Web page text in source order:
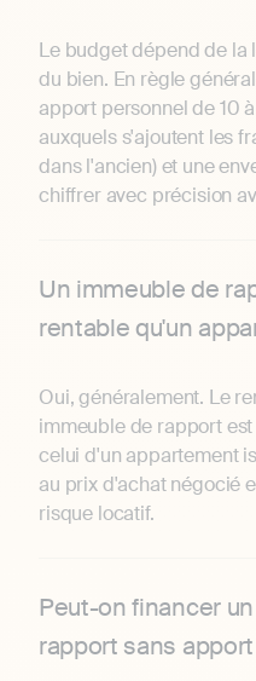
Le budget dépend de la
du bien. En règle
apport personnel de 10
auxquels s'ajoutent les
dans l'ancien) et une
chiffrer avec précision
Un immeuble de
rentable qu'un
Oui, généralement. Le
immeuble de rapport
celui d'un appartement
au prix d'achat négocié
risque locatif.
Peut-on financer
rapport sans